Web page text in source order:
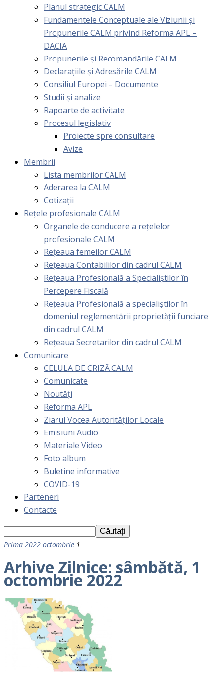
Planul strategic CALM
Fundamentele Conceptuale ale Viziunii și
Propunerile CALM privind Reforma APL –
DACIA
Propunerile și Recomandările CALM
Declarațiile și Adresările CALM
Consiliul Europei – Documente
Studii și analize
Rapoarte de activitate
Procesul legislativ
Proiecte spre consultare
Avize
Membrii
Lista membrilor CALM
Aderarea la CALM
Cotizaţii
Rețele profesionale CALM
Organele de conducere a rețelelor
profesionale CALM
Rețeaua femeilor CALM
Rețeaua Contabililor din cadrul CALM
Rețeaua Profesională a Specialiștilor în
Percepere Fiscală
Reţeaua Profesională a specialiştilor în
domeniul reglementării proprietăţii funciare
din cadrul CALM
Rețeaua Secretarilor din cadrul CALM
Comunicare
CELULA DE CRIZĂ CALM
Comunicate
Noutăți
Reforma APL
Ziarul Vocea Autorităților Locale
Emisiuni Audio
Materiale Video
Foto album
Buletine informative
COVID-19
Parteneri
Contacte
Prima 2022 octombrie 1
Arhive Zilnice: sâmbătă, 1
octombrie 2022